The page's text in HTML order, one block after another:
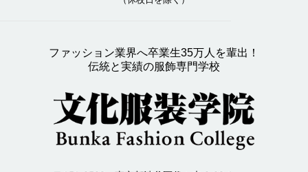
ファッション業界へ卒業生35万人を輩出！
伝統と実績の服飾専門学校